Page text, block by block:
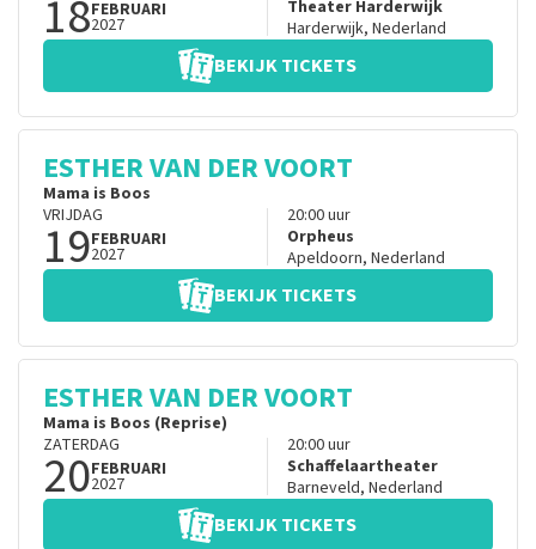
18FEBRUARI
2027
Theater Harderwijk
Harderwijk, Nederland
BEKIJK TICKETS
ESTHER VAN DER VOORT
Mama is Boos
VRIJDAG
19FEBRUARI
2027
20:00uur
Orpheus
Apeldoorn, Nederland
BEKIJK TICKETS
ESTHER VAN DER VOORT
Mama is Boos (Reprise)
ZATERDAG
20FEBRUARI
2027
20:00uur
Schaffelaartheater
Barneveld, Nederland
BEKIJK TICKETS